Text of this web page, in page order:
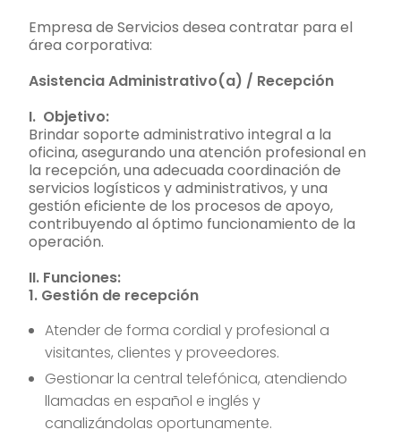
Empresa de Servicios desea contratar para el
área corporativa:
Asistencia Administrativo(a) / Recepción
I. Objetivo:
Brindar soporte administrativo integral a la
oficina, asegurando una atención profesional en
la recepción, una adecuada coordinación de
servicios logísticos y administrativos, y una
gestión eficiente de los procesos de apoyo,
contribuyendo al óptimo funcionamiento de la
operación.
II. Funciones:
1. Gestión de recepción
Atender de forma cordial y profesional a
visitantes, clientes y proveedores.
Gestionar la central telefónica, atendiendo
llamadas en español e inglés y
canalizándolas oportunamente.